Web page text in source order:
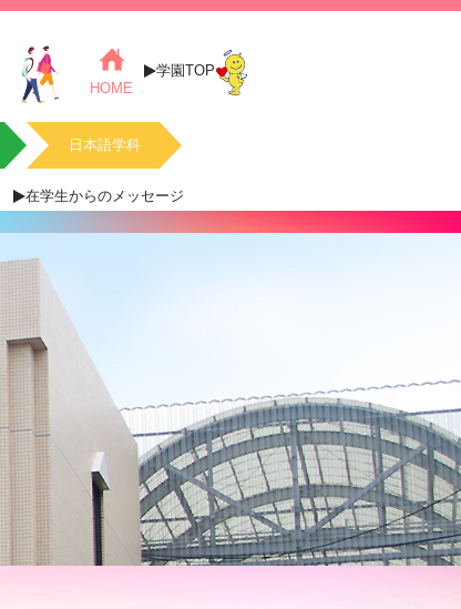
HOME
学園TOP
日本語学科
在学生からのメッセージ